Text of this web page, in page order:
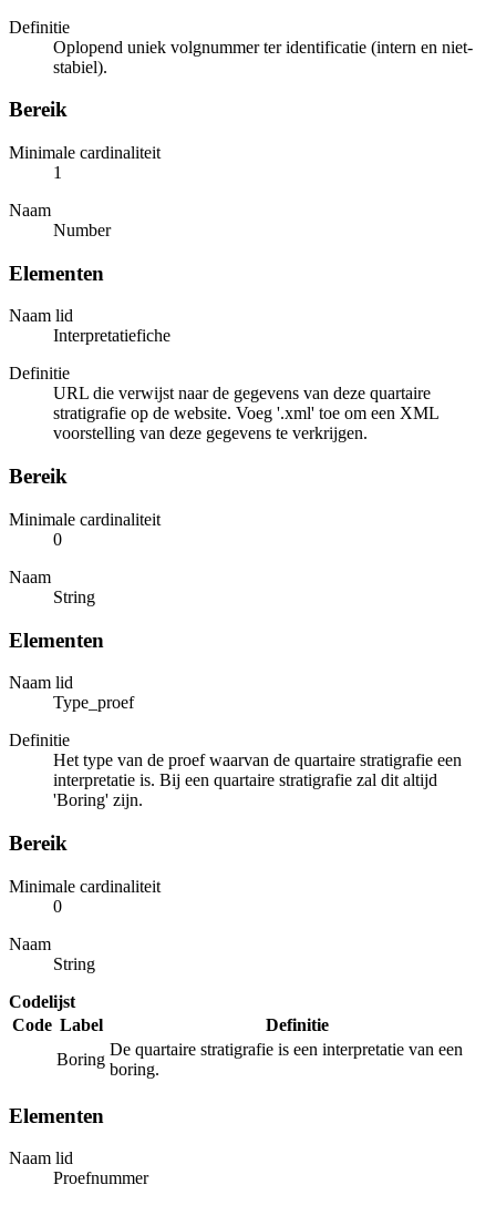
Definitie
Oplopend uniek volgnummer ter identificatie (intern en niet-
stabiel).
Bereik
Minimale cardinaliteit
1
Naam
Number
Elementen
Naam lid
Interpretatiefiche
Definitie
URL die verwijst naar de gegevens van deze quartaire
stratigrafie op de website. Voeg '.xml' toe om een XML
voorstelling van deze gegevens te verkrijgen.
Bereik
Minimale cardinaliteit
0
Naam
String
Elementen
Naam lid
Type_proef
Definitie
Het type van de proef waarvan de quartaire stratigrafie een
interpretatie is. Bij een quartaire stratigrafie zal dit altijd
'Boring' zijn.
Bereik
Minimale cardinaliteit
0
Naam
String
Codelijst
Code Label
Definitie
Boring
De quartaire stratigrafie is een interpretatie van een
boring.
Elementen
Naam lid
Proefnummer